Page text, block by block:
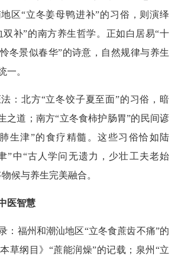
区“立冬姜母鸭进补”的习俗，则演绎
双补”的南方养生哲学。正如白居易“十
冬景似春华”的诗意，自然规律与养生
一。
北方“立冬饺子夏至面”的习俗，暗
之道；南方“立冬食柿护肠胃”的民间谚
生津”的食疗精髓。这些习俗恰如陆
”中“古人学问无遗力，少壮工夫老始
候与养生完美融合。
医智慧
福州和潮汕地区“立冬食蔗齿不痛”的
草纲目》“蔗能润燥”的记载；泉州“立